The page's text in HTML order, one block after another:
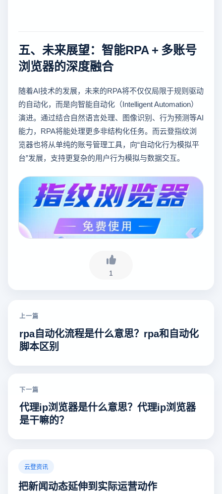
五、未来展望：智能RPA + 多账号
浏览器的深度融合
随着AI技术的发展，未来的RPA将不仅仅局限于规则驱动
的自动化，而是向智能自动化（Intelligent Automation）
演进。通过结合自然语言处理、图像识别、行为预测等AI
能力，RPA将能处理更多非结构化任务。而云登指纹浏
览器也将从单纯的账号管理工具，向“自动化行为模拟平
台”发展，支持更复杂的用户行为模拟与数据交互。
1
上一篇
rpa自动化流程是什么意思？rpa和自动化
脚本区别
下一篇
代理ip浏览器是什么意思？代理ip浏览器
是干嘛的？
云登资讯
把新闻动态延伸到实际运营动作